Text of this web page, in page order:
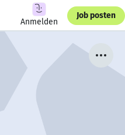
Anmelden
Job posten